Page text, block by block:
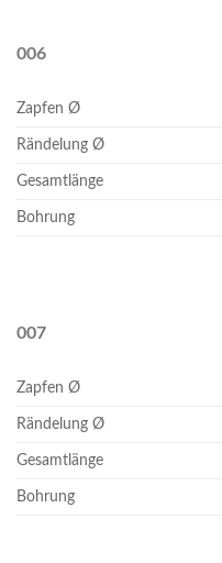
006
Zapfen Ø
Rändelung Ø
Gesamtlänge
Bohrung
007
Zapfen Ø
Rändelung Ø
Gesamtlänge
Bohrung